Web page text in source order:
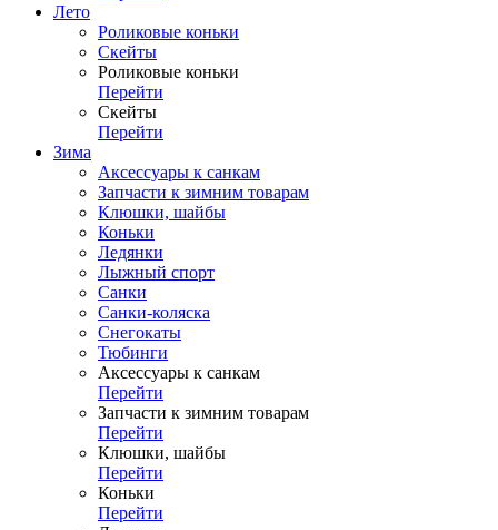
Лето
Роликовые коньки
Скейты
Роликовые коньки
Перейти
Скейты
Перейти
Зима
Аксессуары к санкам
Запчасти к зимним товарам
Клюшки, шайбы
Коньки
Ледянки
Лыжный спорт
Санки
Санки-коляска
Снегокаты
Тюбинги
Аксессуары к санкам
Перейти
Запчасти к зимним товарам
Перейти
Клюшки, шайбы
Перейти
Коньки
Перейти